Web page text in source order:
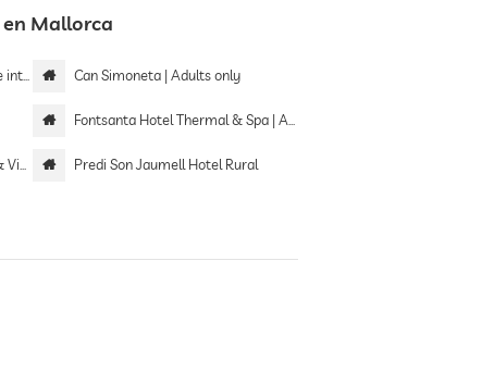
Mallorca
Can Simoneta | Adults only
Fontsanta Hotel Thermal & Spa | Adults only
Predi Son Jaumell Hotel Rural